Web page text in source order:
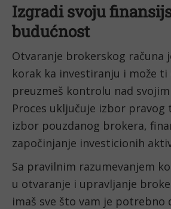
Izgradi svoju
budućnost
Otvaranje brokerskog računa
korak ka investiranju i može
preuzmeš kontrolu nad
Proces uključuje izbor pravog
izbor pouzdanog brokera,
započinjanje investicionih
Sa pravilnim razumevanjem
u otvaranje i upravljanje
imaš sve što vam je potrebno